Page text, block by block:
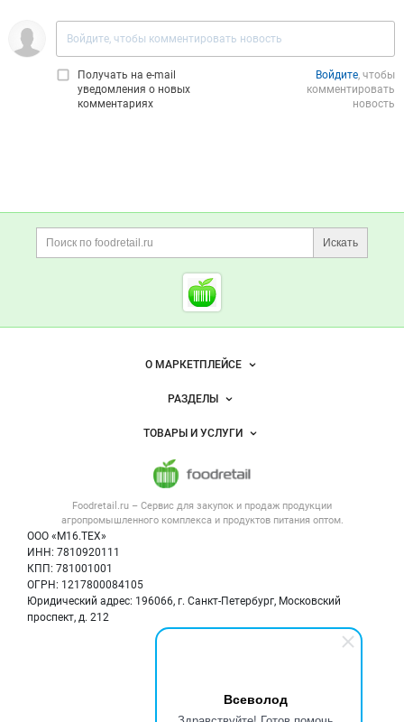
Всеволод
Получать на e‑mail
уведомления о новых
комментариях
Войдите, чтобы
комментировать
новость
Дополнительная информация
Поиск по сайту и
Искать
Cсылки на полезные
Foodretail.ru
— продукты
Важные разделы и контакты
Foodretail.ru – Сервис для закупок и продаж продукции
агропромышленного комплекса и продуктов питания оптом.
ООО «М16.ТЕХ»
ИНН: 7810920111
КПП: 781001001
ОГРН: 1217800084105
Юридический адрес: 196066, г. Санкт-Петербург, Московский
проспект, д. 212
Навигация по сайтуО МАРКЕТПЛЕЙСЕ
Новости Foodretail.ru
Размещение рекламы
Публичная оферта
Контактная информация
Политика обработки персональных данных
РАЗДЕЛЫ
Объявления
Новости рынка
Вакансии
ТОВАРЫ И УСЛУГИ
Напитки, соки, вода
Оборудование для пищепрома
Информация о компаниях
Карта объявлений